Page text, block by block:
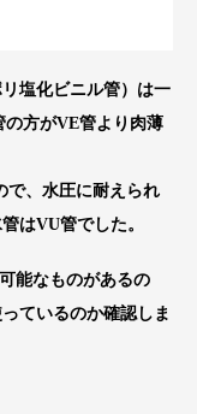
塩化ビニル管）は一
方がVE管より肉薄
で、水圧に耐えられ
はVU管でした。
能なものがあるの
ているのか確認しま